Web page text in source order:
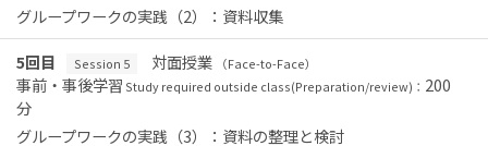
グループワークの実践（2）：資料収集
5回目
Session 5 対面授業 （Face-to-Face）
事前・事後学習 Study required outside class(Preparation/review)： 200
分
グループワークの実践（3）：資料の整理と検討